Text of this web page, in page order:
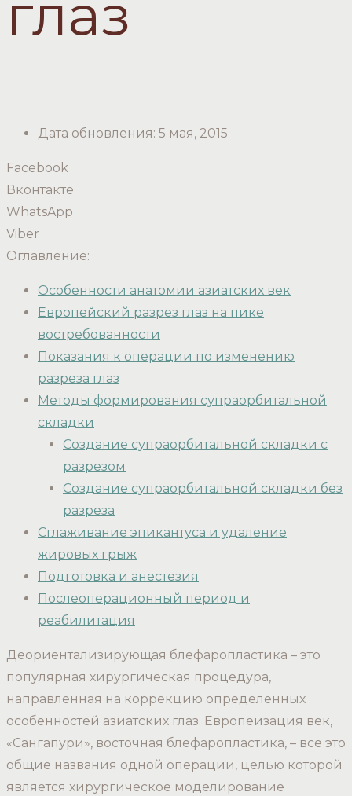
глаз
Дата обновления: 5 мая, 2015
Facebook
Вконтакте
WhatsApp
Viber
Оглавление:
Особенности анатомии азиатских век
Европейский разрез глаз на пике
востребованности
Показания к операции по изменению
разреза глаз
Методы формирования супраорбитальной
складки
Создание супраорбитальной складки с
разрезом
Создание супраорбитальной складки без
разреза
Сглаживание эпикантуса и удаление
жировых грыж
Подготовка и анестезия
Послеоперационный период и
реабилитация
Деориентализирующая блефаропластика – это
популярная хирургическая процедура,
направленная на коррекцию определенных
особенностей азиатских глаз. Европеизация век,
«Сангапури», восточная блефаропластика, – все это
общие названия одной операции, целью которой
является хирургическое моделирование